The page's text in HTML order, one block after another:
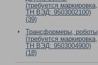
(требуется маркировка,
ТН ВЭД: 9503002100)
(39)
Трансформеры, роботы
(требуется маркировка,
ТН ВЭД: 9503004900)
(18)